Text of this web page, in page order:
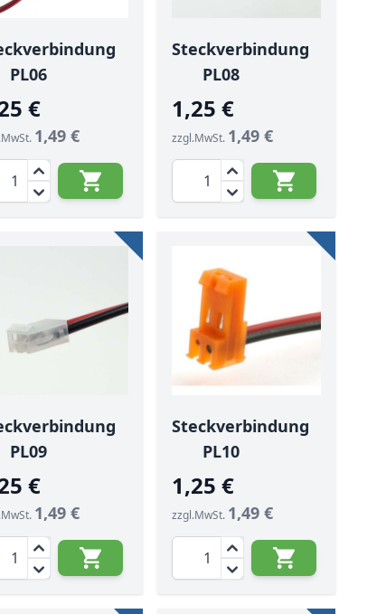
PL06
€
1,49 €
Steckverbindung
PL08
1,25 €
zzgl.MwSt. 1,49 €
Menge
PL09
€
1,49 €
Steckverbindung
PL10
1,25 €
zzgl.MwSt. 1,49 €
Menge